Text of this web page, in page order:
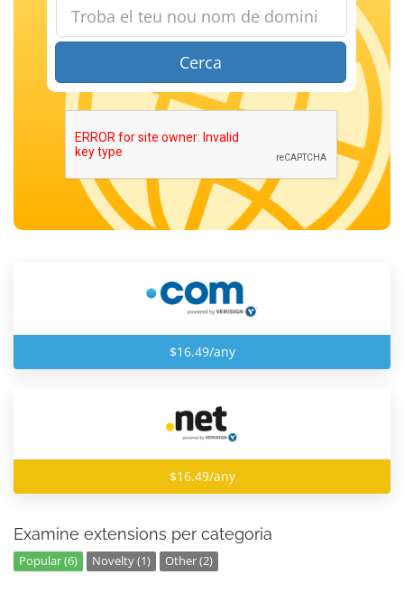
Cerca
$16.49/any
$16.49/any
Examine extensions per categoria
Popular (6) Novelty (1) Other (2)